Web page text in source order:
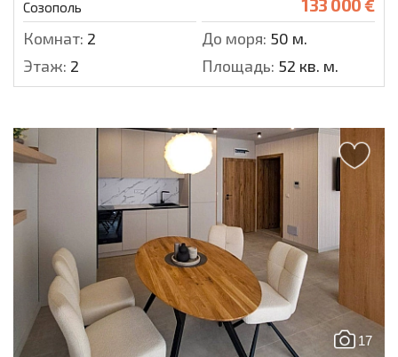
Созополь 133 000 €
Комнат: 2 До моря: 50 м.
Этаж: 2 Площадь: 52 кв. м.
17